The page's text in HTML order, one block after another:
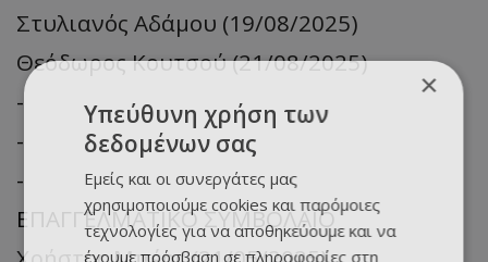
Στυλιανός Αδάμου (19/08/2025)
Θεόδωρος Κουτσού (21/08/2025)
-
-
-
ΕΠΑΓΓΕΛΜΑΤΙΚΟ ΣΥΜΒΟΛΑΙΟ
×
Υπεύθυνη χρήση των
δεδομένων σας
Εμείς και οι συνεργάτες μας
χρησιμοποιούμε cookies και παρόμοιες
τεχνολογίες για να αποθηκεύουμε και να
έχουμε πρόσβαση σε πληροφορίες στη